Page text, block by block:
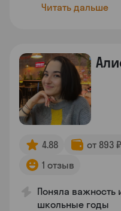
Читать дальше
4.88 от 893
1 отзыв
Поняла важность
школьные годы